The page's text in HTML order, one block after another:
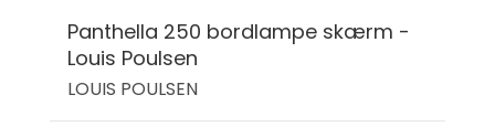
Panthella 250 bordlampe skærm -
Louis Poulsen
LOUIS POULSEN